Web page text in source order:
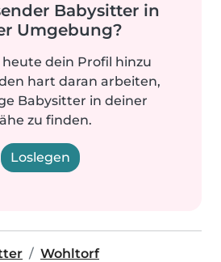
Babysitter in
Umgebung?
dein Profil hinzu
hart daran arbeiten,
Babysitter in deiner
zu finden.
Loslegen
Wohltorf